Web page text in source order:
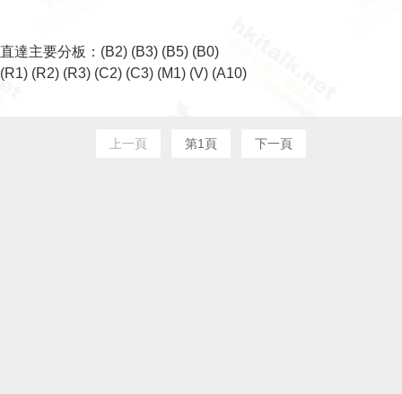
直達主要分板： (B2) (B3) (B5) (B0)
(R1) (R2) (R3) (C2) (C3) (M1) (V) (A10)
上一頁 第1頁 下一頁